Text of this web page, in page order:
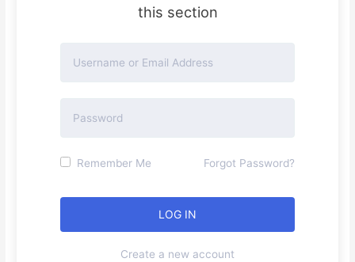
this section
Remember Me Forgot Password?
Create a new account